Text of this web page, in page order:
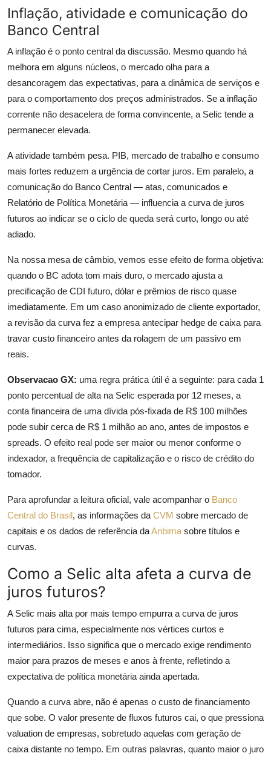
Inflação, atividade e comunicação do
Banco Central
A inflação é o ponto central da discussão. Mesmo quando há
melhora em alguns núcleos, o mercado olha para a
desancoragem das expectativas, para a dinâmica de serviços e
para o comportamento dos preços administrados. Se a inflação
corrente não desacelera de forma convincente, a Selic tende a
permanecer elevada.
A atividade também pesa. PIB, mercado de trabalho e consumo
mais fortes reduzem a urgência de cortar juros. Em paralelo, a
comunicação do Banco Central — atas, comunicados e
Relatório de Política Monetária — influencia a curva de juros
futuros ao indicar se o ciclo de queda será curto, longo ou até
adiado.
Na nossa mesa de câmbio, vemos esse efeito de forma objetiva:
quando o BC adota tom mais duro, o mercado ajusta a
precificação de CDI futuro, dólar e prêmios de risco quase
imediatamente. Em um caso anonimizado de cliente exportador,
a revisão da curva fez a empresa antecipar hedge de caixa para
travar custo financeiro antes da rolagem de um passivo em
reais.
Observacao GX: uma regra prática útil é a seguinte: para cada 1
ponto percentual de alta na Selic esperada por 12 meses, a
conta financeira de uma dívida pós-fixada de R$ 100 milhões
pode subir cerca de R$ 1 milhão ao ano, antes de impostos e
spreads. O efeito real pode ser maior ou menor conforme o
indexador, a frequência de capitalização e o risco de crédito do
tomador.
Para aprofundar a leitura oficial, vale acompanhar o Banco
Central do Brasil, as informações da CVM sobre mercado de
capitais e os dados de referência daAnbima sobre títulos e
curvas.
Como a Selic alta afeta a curva de
juros futuros?
A Selic mais alta por mais tempo empurra a curva de juros
futuros para cima, especialmente nos vértices curtos e
intermediários. Isso significa que o mercado exige rendimento
maior para prazos de meses e anos à frente, refletindo a
expectativa de política monetária ainda apertada.
Quando a curva abre, não é apenas o custo de financiamento
que sobe. O valor presente de fluxos futuros cai, o que pressiona
valuation de empresas, sobretudo aquelas com geração de
caixa distante no tempo. Em outras palavras, quanto maior o juro